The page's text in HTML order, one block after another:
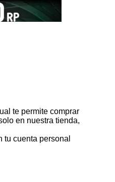
te permite comprar
en nuestra tienda,
tu cuenta personal